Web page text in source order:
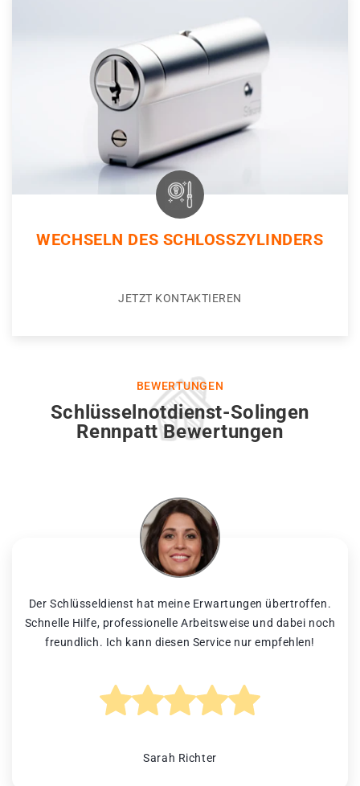
WECHSELN DES SCHLOSSZYLINDERS
JETZT KONTAKTIEREN
BEWERTUNGEN
Schlüsselnotdienst-Solingen
Rennpatt Bewertungen
Der Schlüsseldienst hat meine Erwartungen übertroffen.
Schnelle Hilfe, professionelle Arbeitsweise und dabei noch
freundlich. Ich kann diesen Service nur empfehlen!
Sarah Richter